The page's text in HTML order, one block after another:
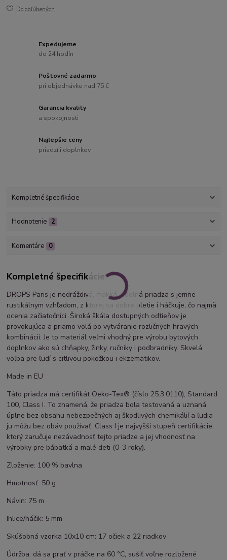
Do obľúbených
Expedujeme
do 24 hodín
Poštovné zadarmo
pri objednávke nad 75 €
Garancia kvality
a spokojnosti
Najlepšie ceny
priadzí i doplnkov
Kompletné špecifikácie
Hodnotenie 2
Komentáre 0
Kompletné špecifikácie
DROPS Paris je nedráždivá, mäkká, odolná priadza s jemne
rustikálnym vzhľadom, z ktorej sa dobre pletie i háčkuje, čo najmä
ocenia začiatočníci. Široká škála dostupných odtieňov je
provokujúca a priamo volá po vytváranie rozličných hravých
kombinácií. Je to materiál veľmi vhodný pre výrobu bytových
doplnkov ako sú chňapky, žinky, ručníky i podbradníky. Skvelá
voľba pre ľudí s citlivou pokožkou i ekzematikov.
Made in EU
Táto priadza má certifikát Oeko-Tex® (číslo 25.3.0110), Standard
100, Class I. To znamená, že priadza bola testovaná a uznaná
úplne bez obsahu nebezpečných aj škodlivých chemikálií a ľudia
ju môžu bez obáv používať. Class I je najvyšší stupeň certifikácie,
ktorý zaručuje nezávadnosť tejto priadze a jej vhodnosť na
výrobky pre bábätká a malé deti (0-3 roky).
Zloženie: 100 % bavlna
Hmotnosť: 50 g
Návin: 75 m
Ihlice/háčik: 5 mm
Skúšobná vzorka 10x10 cm: 17 očiek a 22 riadkov
Údržba: dá sa prať v práčke na 60 °C, sušiť voľne rozložené